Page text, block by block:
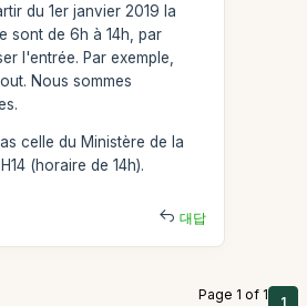
du 1er janvier 2019 la
sont de 6h à 14h, par
l'entrée. Par exemple,
Nous sommes
celle du Ministère de la
(horaire de 14h).
대답
Page 1 of 1 1